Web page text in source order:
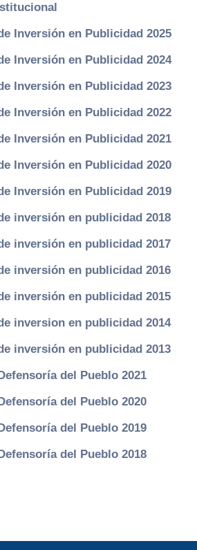
Inversión en Publicidad 2025
Inversión en Publicidad 2024
Inversión en Publicidad 2023
Inversión en Publicidad 2022
Inversión en Publicidad 2021
Inversión en Publicidad 2020
Inversión en Publicidad 2019
inversión en publicidad 2018
inversión en publicidad 2017
inversión en publicidad 2016
inversión en publicidad 2015
inversion en publicidad 2014
inversión en publicidad 2013
del Pueblo 2021
del Pueblo 2020
del Pueblo 2019
del Pueblo 2018